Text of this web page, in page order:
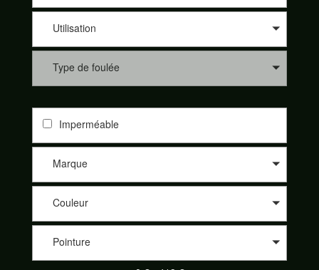
Utilisation
Type de foulée
Imperméable
Marque
Couleur
Pointure